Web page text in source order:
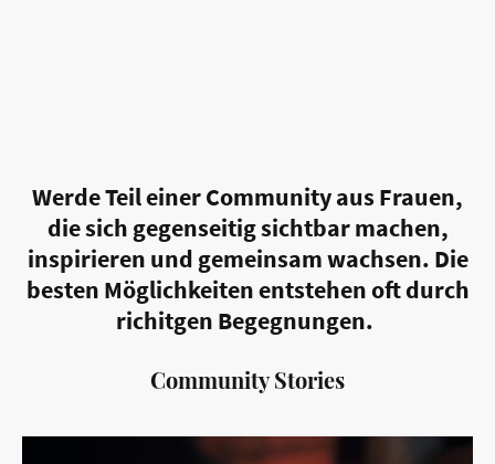
Werde Teil einer Community aus Frauen,
die sich gegenseitig sichtbar machen,
inspirieren und gemeinsam wachsen. Die
besten Möglichkeiten entstehen oft durch
richitgen Begegnungen.
Community Stories